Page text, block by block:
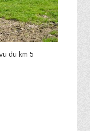
du km 5